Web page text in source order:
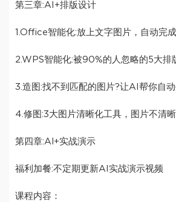
第三章:AI+排版设计
1.Office智能化:放上文字图片，自动完
2.WPS智能化:被90%的人忽略的5大排
3.造图:找不到匹配的图片?让AI帮你自
4.修图:3大图片清晰化工具，图片不清
第四章:Al+实战演示
福利加餐:不定期更新AI实战演示视频
课程内容：